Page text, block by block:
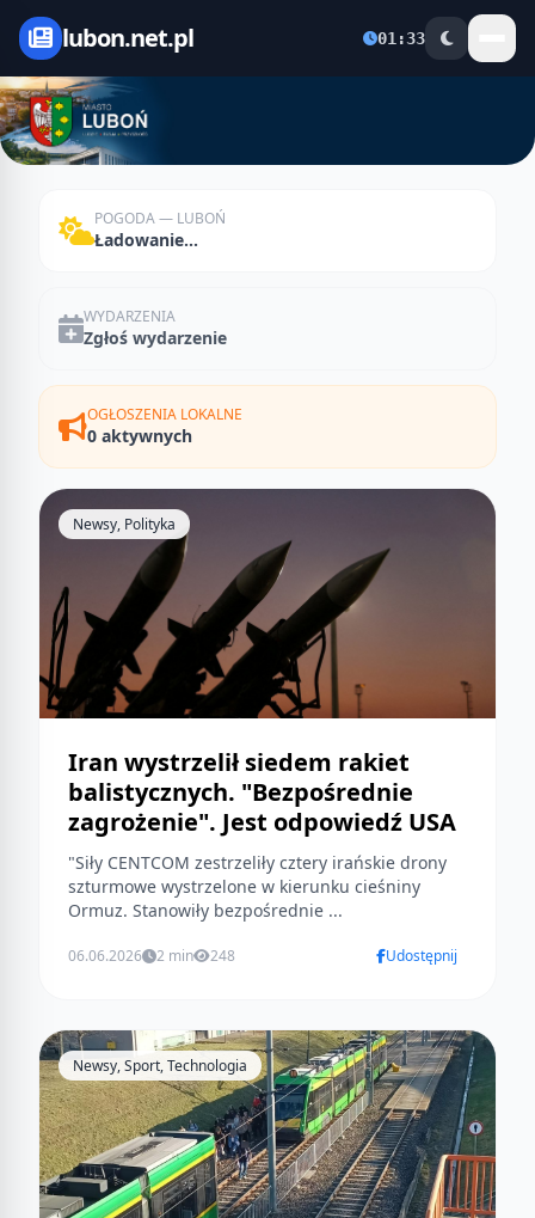
lubon.net.pl 01:33
POGODA — LUBOŃ
Ładowanie...
WYDARZENIA
Zgłoś wydarzenie
OGŁOSZENIA LOKALNE
0 aktywnych
Newsy, Polityka
Iran wystrzelił siedem rakiet
balistycznych. "Bezpośrednie
zagrożenie". Jest odpowiedź USA
"Siły CENTCOM zestrzeliły cztery irańskie drony
szturmowe wystrzelone w kierunku cieśniny
Ormuz. Stanowiły bezpośrednie ...
06.06.2026 2 min 248 Udostępnij
Newsy, Sport, Technologia